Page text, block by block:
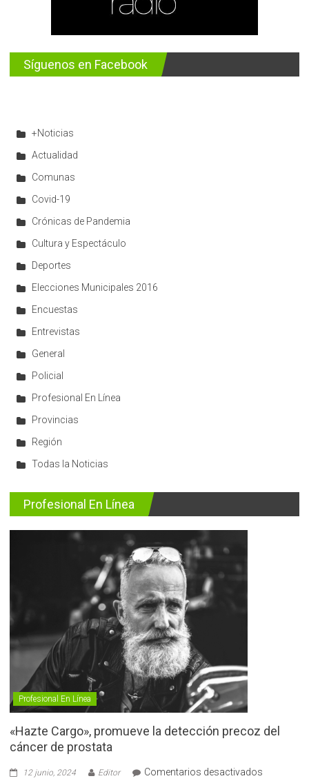
Síguenos en Facebook
+Noticias
Actualidad
Comunas
Covid-19
Crónicas de Pandemia
Cultura y Espectáculo
Deportes
Elecciones Municipales 2016
Encuestas
Entrevistas
General
Policial
Profesional En Línea
Provincias
Región
Todas la Noticias
Profesional En Línea
Profesional En Línea
«Hazte Cargo», promueve la detección precoz del
cáncer de prostata
12 junio, 2024 Editor Comentarios desactivados